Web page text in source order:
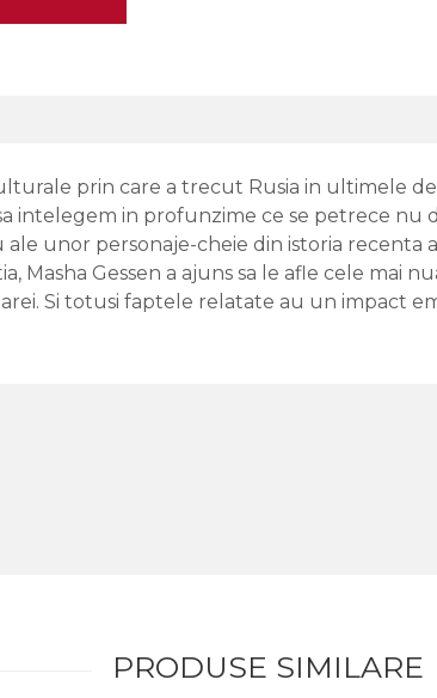
prin care a trecut Rusia in ultimele
intelegem in profunzime ce se petrece nu
unor personaje-cheie din istoria recenta
Masha Gessen a ajuns sa le afle cele mai
Si totusi faptele relatate au un impact
PRODUSE SIMILARE